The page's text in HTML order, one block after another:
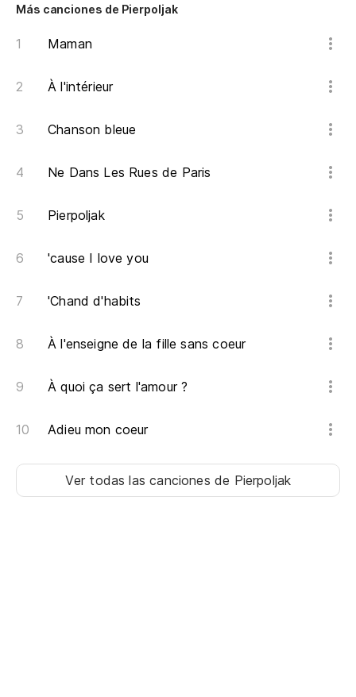
Más canciones de Pierpoljak
Maman
À l'intérieur
Chanson bleue
Ne Dans Les Rues de Paris
Pierpoljak
'cause I love you
'Chand d'habits
À l'enseigne de la fille sans coeur
À quoi ça sert l'amour ?
Adieu mon coeur
Ver todas las canciones de Pierpoljak